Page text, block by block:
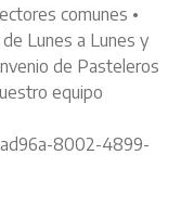
comunes •
Lunes a Lunes y
de Pasteleros
equipo
8002-4899-